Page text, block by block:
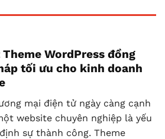
WordPress đồng
tối ưu cho kinh doanh
mại điện tử ngày càng cạnh
website chuyên nghiệp là yếu
sự thành công. Theme